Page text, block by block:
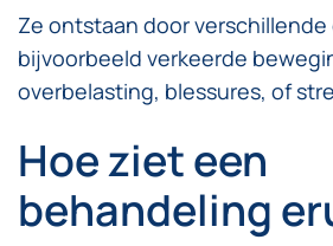
Ze ontstaan door verschillende
bijvoorbeeld verkeerde
overbelasting, blessures, of
Hoe ziet een
behandeling